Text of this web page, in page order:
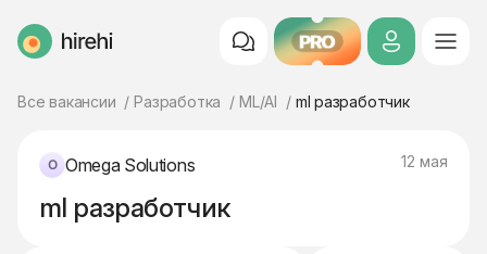
HireHi PRO
Все вакансии Разработка ML/AI ml разработчик
Omega Solutions 12 мая
ml разработчик